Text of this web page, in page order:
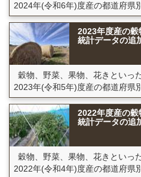
2024年(令和6年)度産の都道府県
2023年度産の
統計データの追
穀物、野菜、果物、花きといっ
2023年(令和5年)度産の都道府県
2022年度産の
統計データの追
穀物、野菜、果物、花きといっ
2022年(令和4年)度産の都道府県